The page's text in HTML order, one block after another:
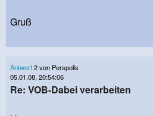
Gruß
Antwort2 von Perspolis
05.01.08, 20:54:06
Re: VOB-Dabei verarbeiten